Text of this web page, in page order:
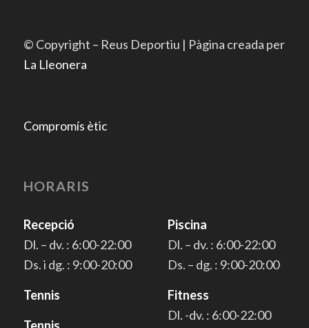
© Copyright – Reus Deportiu | Pàgina creada per
La Lleonera
Compromís ètic
HORARIS
Recepció
Dl. – dv. : 6:00-22:00
Ds. i dg. : 9:00-20:00
Tennis
Piscina
Dl. – dv. : 6:00-22:00
Ds. – dg. : 9:00-20:00
Fitness
Dl. -dv. : 6:00-22:00